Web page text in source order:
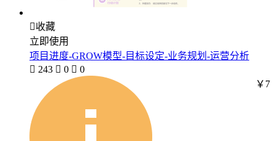
收藏
立即使用
项目进度-GROW模型-目标设定-业务规划-运营分析
 243  0  0
￥7